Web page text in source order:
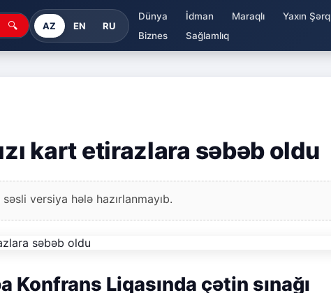
🔍 AZ EN RU
Dünya İdman Maraqlı Yaxın Şərq
Biznes
Sağlamlıq
kart etirazlara səbəb oldu
səsli versiya hələ hazırlanmayıb.
Konfrans Liqasında çətin sınağı